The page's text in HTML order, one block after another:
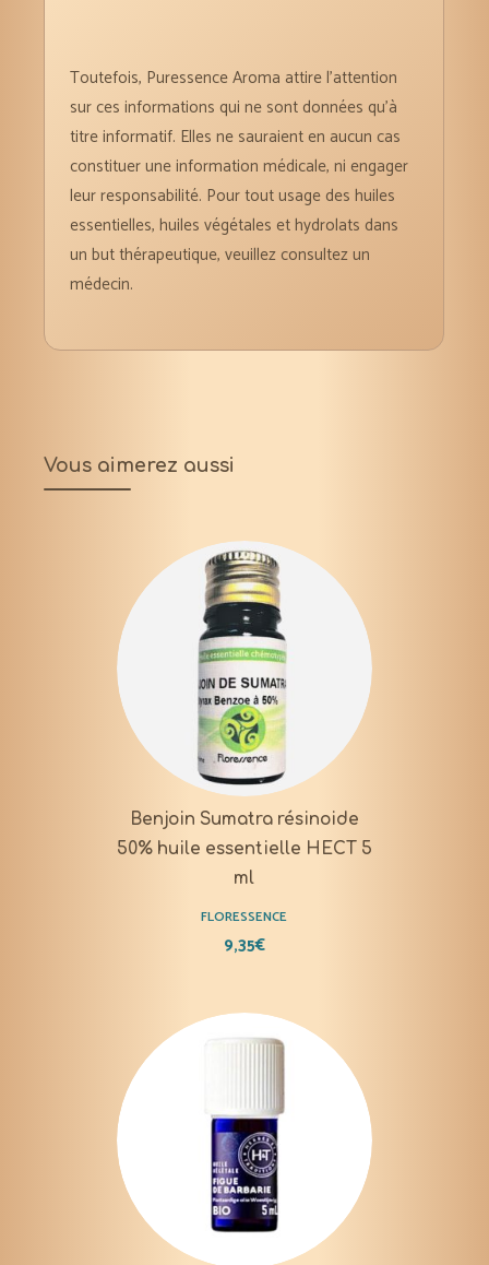
Toutefois, Puressence Aroma attire l’attention
sur ces informations qui ne sont données qu’à
titre informatif. Elles ne sauraient en aucun cas
constituer une information médicale, ni engager
leur responsabilité. Pour tout usage des huiles
essentielles, huiles végétales et hydrolats dans
un but thérapeutique, veuillez consultez un
médecin.
Vous aimerez aussi
Benjoin Sumatra résinoide
50% huile essentielle HECT 5
ml
FLORESSENCE
9,35€